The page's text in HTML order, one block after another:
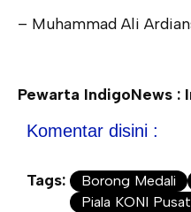
– Muhammad Ali
Pewarta IndigoNews :
Komentar disini :
Tags: Borong Medali
Piala KONI Pusat